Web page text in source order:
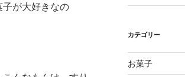
子が大好きなの
カテゴリー
お菓子